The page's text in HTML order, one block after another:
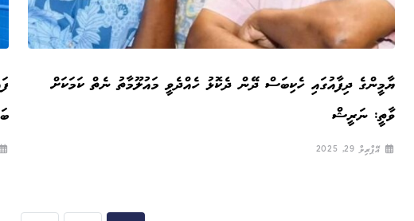
ޔާމީންގެ ދިފާއުގައި ހެކިބަސް ދޭން ދެކޮޅު ހެއްދެވީ މައުލޫމާތު ނެތް ކަމަކަށް
ވާތީ: ނަރީޝް
އޭޕްރިލް 29, 2025